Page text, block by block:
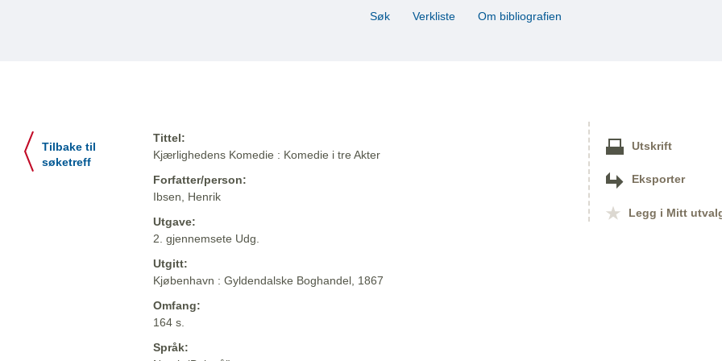
Søk Verkliste Om bibliografien
Tilbake til
søketreff
Tittel:
Kjærlighedens Komedie : Komedie i tre Akter
Forfatter/person:
Ibsen, Henrik
Utgave:
2. gjennemsete Udg.
Utgitt:
Kjøbenhavn : Gyldendalske Boghandel, 1867
Omfang:
164 s.
Språk:
Utskrift
Eksporter
Legg i Mitt